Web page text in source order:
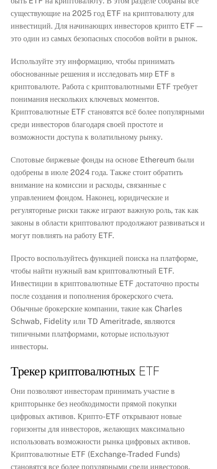
существующие на 2025 год ETF на криптовалюту для
инвестиций. Для начинающих инвесторов крипто ETF —
это один из самых безопасных способов войти в рынок.
Используйте эту информацию, чтобы принимать
обоснованные решения и исследовать мир ETF в
криптовалюте. Работа с криптовалютными ETF требует
понимания нескольких ключевых моментов.
Криптовалютные ETF становятся всё более популярными
среди инвесторов благодаря своей простоте и
возможности доступа к волатильному рынку.
Спотовые биржевые фонды на основе Ethereum были
одобрены в июле 2024 года. Также стоит обратить
внимание на комиссии и расходы, связанные с
управлением фондом. Наконец, юридические и
регуляторные риски также играют важную роль, так как
законы в области криптовалют продолжают развиваться и
могут повлиять на работу ETF.
Просто воспользуйтесь функцией поиска на платформе,
чтобы найти нужный вам криптовалютный ETF.
Инвестиции в криптовалютные ETF достаточно просты
после создания и пополнения брокерского счета.
Обычные брокерские компании, такие как Charles
Schwab, Fidelity или TD Ameritrade, являются
типичными платформами, которые используют
инвесторы.
Трекер криптовалютных ETF
Они позволяют инвесторам принимать участие в
крипторынке без необходимости прямой покупки
цифровых активов. Крипто-ETF открывают новые
горизонты для инвесторов, желающих максимально
использовать возможности рынка цифровых активов.
Криптовалютные ETF (Exchange-Traded Funds)
становятся все более популярными среди инвесторов,